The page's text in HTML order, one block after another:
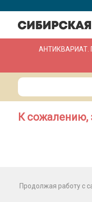
АНТИКВАРИАТ.
К
Продолжая работу с